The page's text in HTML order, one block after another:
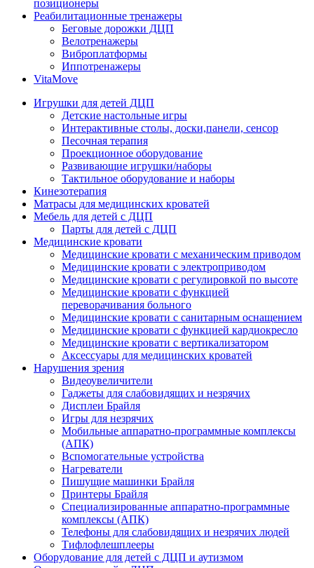
позиционеры
Реабилитационные тренажеры
Беговые дорожки ДЦП
Велотренажеры
Виброплатформы
Иппотренажеры
VitaMove
Игрушки для детей ДЦП
Детские настольные игры
Интерактивные столы, доски,панели, сенсор
Песочная терапия
Проекционное оборудование
Развивающие игрушки/наборы
Тактильное оборудование и наборы
Кинезотерапия
Матрасы для медицинских кроватей
Мебель для детей с ДЦП
Парты для детей с ДЦП
Медицинские кровати
Медицинские кровати с механическим приводом
Медицинские кровати с электроприводом
Медицинские кровати с регулировкой по высоте
Медицинские кровати с функцией
переворачивания больного
Медицинские кровати с санитарным оснащением
Медицинские кровати с функцией кардиокресло
Медицинские кровати с вертикализатором
Аксессуары для медицинских кроватей
Нарушения зрения
Видеоувеличители
Гаджеты для слабовидящих и незрячих
Дисплеи Брайля
Игры для незрячих
Мобильные аппаратно-программные комплексы
(АПК)
Вспомогательные устройства
Нагреватели
Пишущие машинки Брайля
Принтеры Брайля
Специализированные аппаратно-программные
комплексы (АПК)
Телефоны для слабовидящих и незрячих людей
Тифлофлешплееры
Оборудование для детей с ДЦП и аутизмом